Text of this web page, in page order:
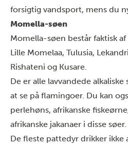
forsigtig vandsport, mens du
Momella-søen
Momella-søen består faktisk
Lille Momelaa, Tulusia,
Rishateni og Kusare.
De er alle lavvandede
at se på flamingoer. Du kan
perlehøns, afrikanske
afrikanske jakanaer i disse søer.
De fleste pattedyr drikker ikke